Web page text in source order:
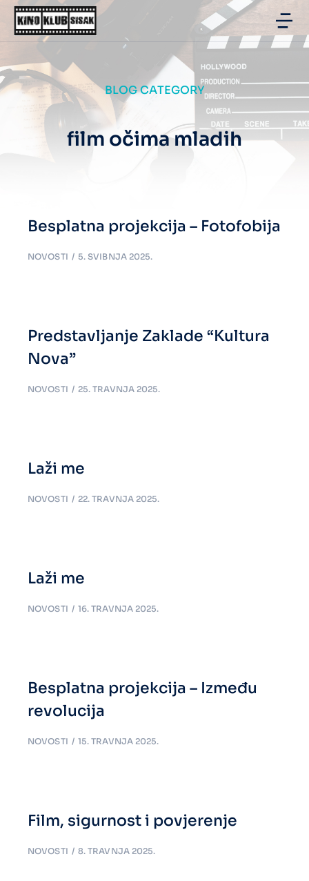
BLOG CATEGORY
film očima mladih
Besplatna projekcija – Fotofobija
NOVOSTI 5. SVIBNJA 2025.
Predstavljanje Zaklade “Kultura
Nova”
NOVOSTI 25. TRAVNJA 2025.
Laži me
NOVOSTI 22. TRAVNJA 2025.
Laži me
NOVOSTI 16. TRAVNJA 2025.
Besplatna projekcija – Između
revolucija
NOVOSTI 15. TRAVNJA 2025.
Film, sigurnost i povjerenje
NOVOSTI 8. TRAVNJA 2025.